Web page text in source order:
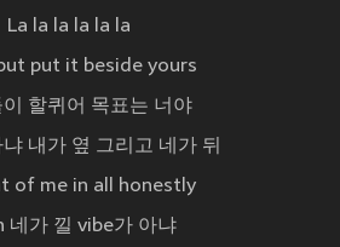
La la la la la la
put it beside yours
이 할퀴어 목표는 너야
내가 옆 그리고 네가 뒤
of me in all honestly
네가 낄 vibe가 아냐